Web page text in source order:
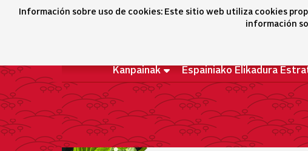
Información sobre uso de cookies: Este sitio web utiliza cookies
información
Kanpainak Espainiako Elikadura
Salteado de mollejas de cordero con virutas de jamón